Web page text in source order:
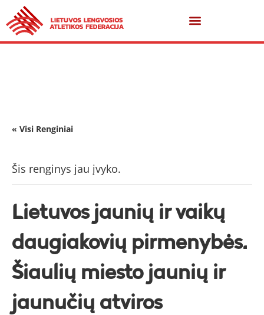
« Visi Renginiai
Šis renginys jau įvyko.
Lietuvos jaunių ir vaikų
daugiakovių pirmenybės.
Šiaulių miesto jaunių ir
jaunučių atviros